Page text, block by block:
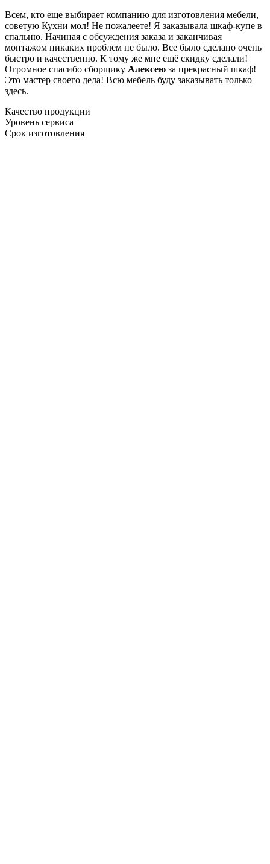
Всем, кто еще выбирает компанию для изготовления мебели,
советую Кухни мол! Не пожалеете! Я заказывала шкаф-купе в
спальню. Начиная с обсуждения заказа и заканчивая
монтажом никаких проблем не было. Все было сделано очень
быстро и качественно. К тому же мне ещё скидку сделали!
Огромное спасибо сборщику Алексею за прекрасный шкаф!
Это мастер своего дела! Всю мебель буду заказывать только
здесь.
Качество продукции
Уровень сервиса
Срок изготовления